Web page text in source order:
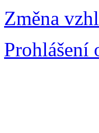
Změna
Prohlášení